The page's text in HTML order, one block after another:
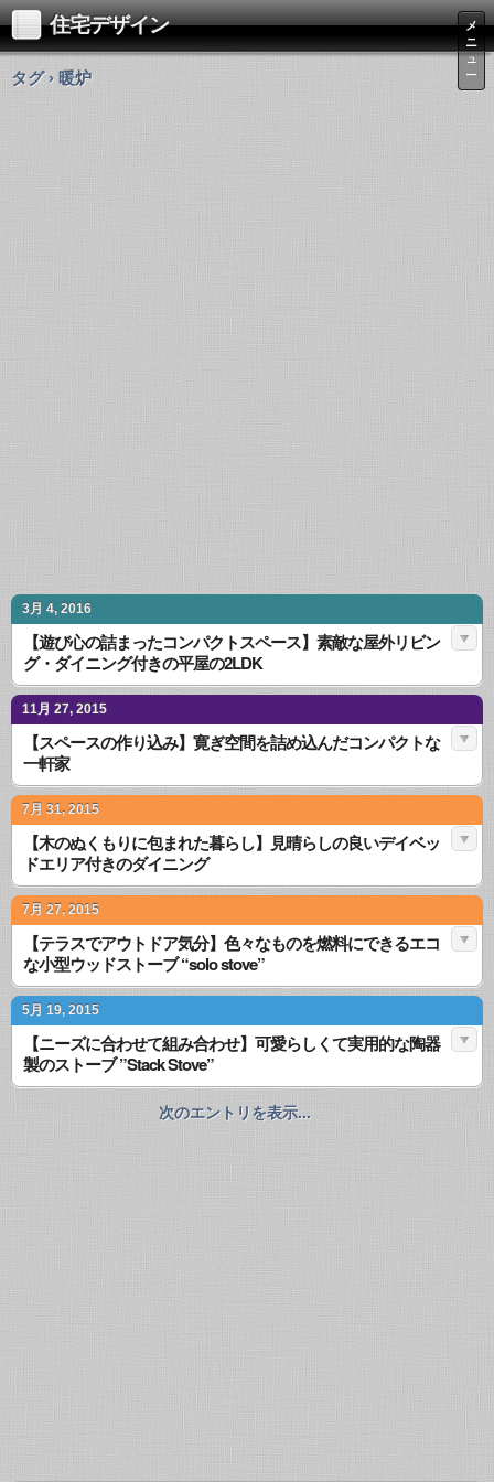
住宅デザイン
メ
ニ
ュ
ー
タグ › 暖炉
3月 4, 2016
【遊び心の詰まったコンパクトスペース】素敵な屋外リビン
グ・ダイニング付きの平屋の2LDK
11月 27, 2015
【スペースの作り込み】寛ぎ空間を詰め込んだコンパクトな
一軒家
7月 31, 2015
【木のぬくもりに包まれた暮らし】見晴らしの良いデイベッ
ドエリア付きのダイニング
7月 27, 2015
【テラスでアウトドア気分】色々なものを燃料にできるエコ
な小型ウッドストーブ “solo stove”
5月 19, 2015
【ニーズに合わせて組み合わせ】可愛らしくて実用的な陶器
製のストーブ ”Stack Stove”
次のエントリを表示...